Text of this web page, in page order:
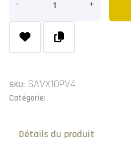
SKU: SAVX10PV4
Catégorie:
Détails du produit